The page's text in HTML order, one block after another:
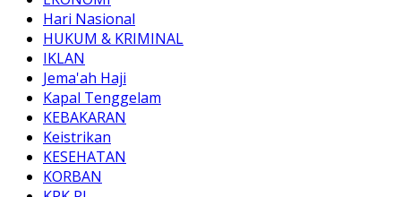
Hari Nasional
HUKUM & KRIMINAL
IKLAN
Jema'ah Haji
Kapal Tenggelam
KEBAKARAN
Keistrikan
KESEHATAN
KORBAN